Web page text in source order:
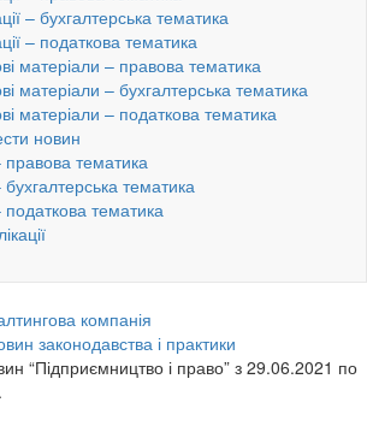
– бухгалтерська тематика
– податкова тематика
матеріали – правова тематика
матеріали – бухгалтерська тематика
матеріали – податкова тематика
новин
правова тематика
бухгалтерська тематика
податкова тематика
компанія
законодавства і практики
“Підприємництво і право” з 29.06.2021 по